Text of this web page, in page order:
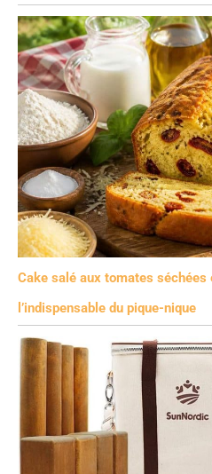
Cake salé aux tomates
l’indispensable du pique-nique